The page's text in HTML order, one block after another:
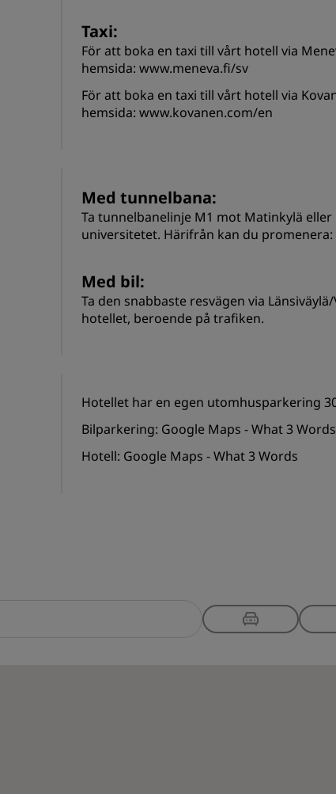
Taxi:
För att boka en taxi till vårt hotell via
hemsida: www.meneva.fi/sv
För att boka en taxi till vårt hotell via
hemsida: www.kovanen.com/en
Med tunnelbana:
Ta tunnelbanelinje M1 mot Matinkylä
universitetet. Härifrån kan du
Med bil:
Ta den snabbaste resvägen via
hotellet, beroende på trafiken.
Hotellet har en egen utomhusparkering
Bilparkering: Google Maps -What 3 Words
Hotell: Google Maps -What 3 Words